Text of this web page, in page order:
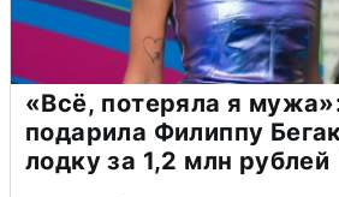
«Всё, потеряла я
подарила Филиппу
лодку за 1,2 млн рублей